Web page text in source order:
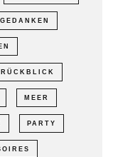
GEDANKEN
MEER
PARTY